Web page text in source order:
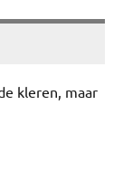
kleren, maar